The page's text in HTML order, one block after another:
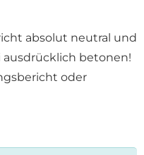
absolut neutral und
ausdrücklich betonen!
oder